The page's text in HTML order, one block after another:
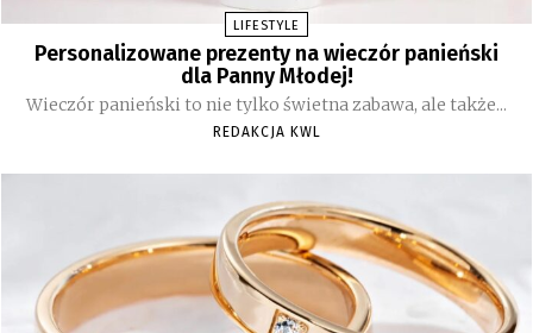
LIFESTYLE
Personalizowane prezenty na wieczór panieński
dla Panny Młodej!
Wieczór panieński to nie tylko świetna zabawa, ale także...
REDAKCJA KWL